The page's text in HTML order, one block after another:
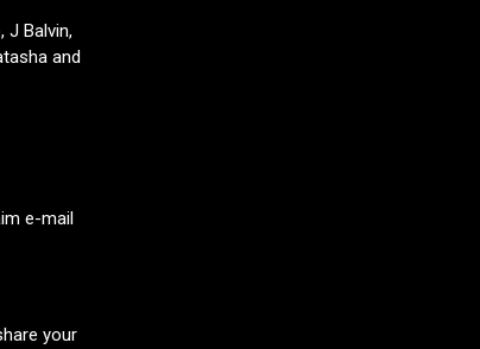
J Balvin,
and
e-mail
your